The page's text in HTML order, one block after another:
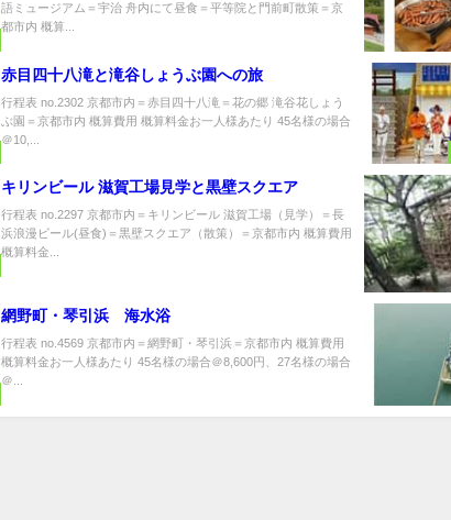
語ミュージアム＝宇治 舟内にて昼食＝平等院と門前町散策＝京
都市内 概算...
赤目四十八滝と滝谷しょうぶ園への旅
行程表 no.2302 京都市内＝赤目四十八滝＝花の郷 滝谷花しょう
ぶ園＝京都市内 概算費用 概算料金お一人様あたり 45名様の場合
＠10,...
キリンビール 滋賀工場見学と黒壁スクエア
行程表 no.2297 京都市内＝キリンビール 滋賀工場（見学）＝長
浜浪漫ビール(昼食)＝黒壁スクエア（散策）＝京都市内 概算費用
概算料金...
網野町・琴引浜 海水浴
行程表 no.4569 京都市内＝網野町・琴引浜＝京都市内 概算費用
概算料金お一人様あたり 45名様の場合＠8,600円、27名様の場合
＠...